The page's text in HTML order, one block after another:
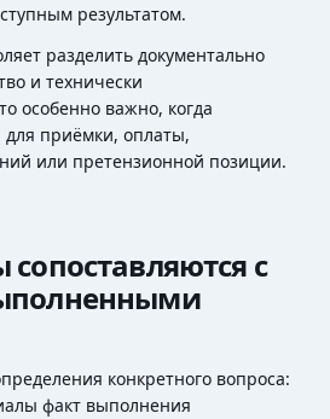
результатом.
разделить документально
и технически
особенно важно, когда
для приёмки, оплаты,
или претензионной позиции.
с
конкретного вопроса:
факт выполнения